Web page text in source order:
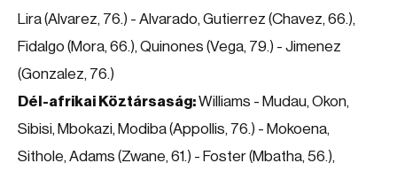
Lira (Alvarez, 76.) - Alvarado, Gutierrez (Chavez, 66.),
Fidalgo (Mora, 66.), Quinones (Vega, 79.) - Jimenez
(Gonzalez, 76.)
Dél-afrikai Köztársaság:Williams - Mudau, Okon,
Sibisi, Mbokazi, Modiba (Appollis, 76.) - Mokoena,
Sithole, Adams (Zwane, 61.) - Foster (Mbatha, 56.),